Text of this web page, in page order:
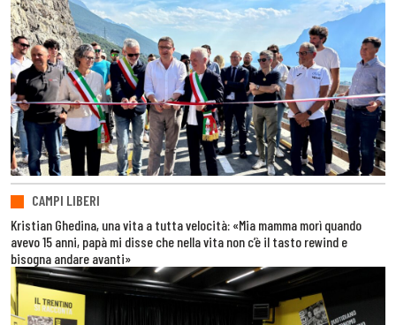
CAMPI LIBERI
Kristian Ghedina, una vita a tutta velocità: «Mia mamma morì quando
avevo 15 anni, papà mi disse che nella vita non c’è il tasto rewind e
bisogna andare avanti»